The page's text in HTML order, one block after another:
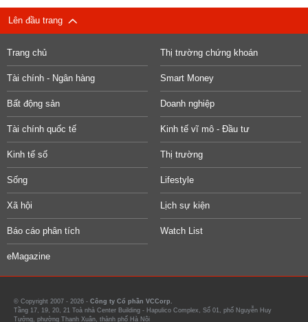
Lên đầu trang
Trang chủ Thị trường chứng khoán
Tài chính - Ngân hàng Smart Money
Bất động sản Doanh nghiệp
Tài chính quốc tế Kinh tế vĩ mô - Đầu tư
Kinh tế số Thị trường
Sống Lifestyle
Xã hội Lịch sự kiện
Báo cáo phân tích Watch List
eMagazine
© Copyright 2007 - 2026 - Công ty Cổ phần VCCorp.
Tầng 17, 19, 20, 21 Toà nhà Center Building - Hapulico Complex, Số 01, phố Nguyễn Huy
Tưởng, phường Thanh Xuân, thành phố Hà Nội